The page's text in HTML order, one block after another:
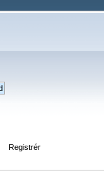
Registrér